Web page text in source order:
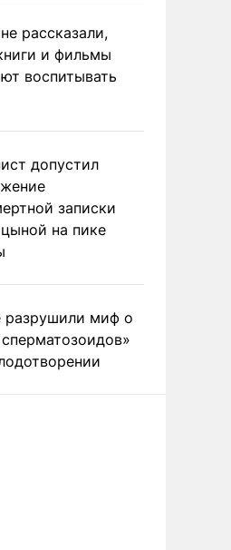
рассказали,
и фильмы
воспитывать
допустил
записки
на пике
разрушили миф о
сперматозоидов»